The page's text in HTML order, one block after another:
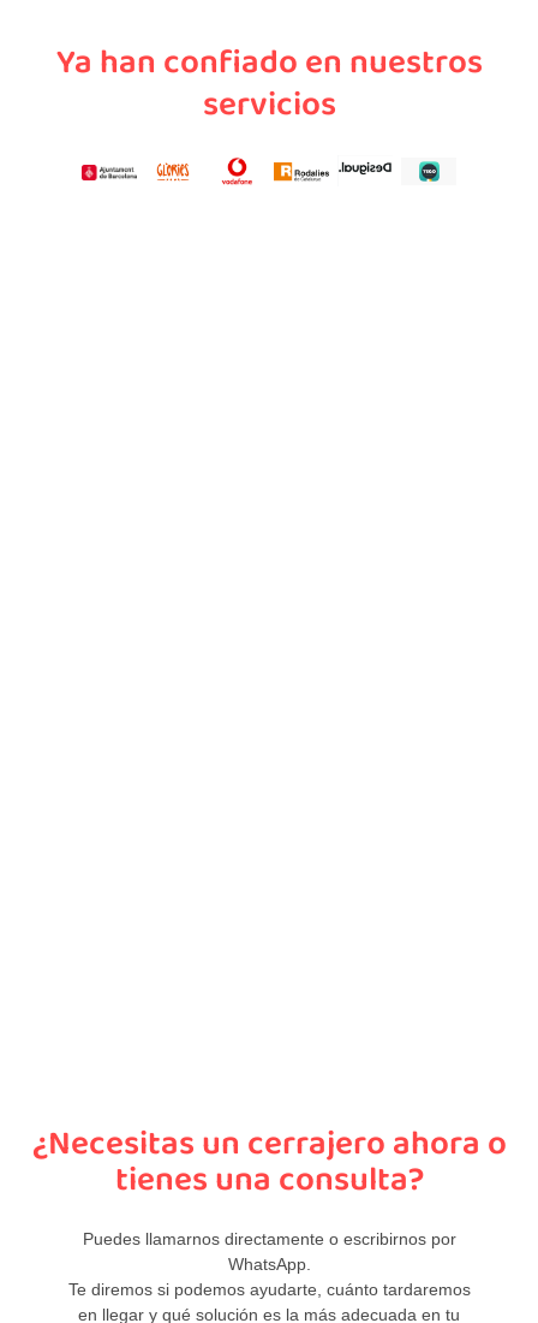
Ya han confiado en nuestros
servicios
¿Necesitas un cerrajero ahora o
tienes una consulta?
Puedes llamarnos directamente o escribirnos por
WhatsApp.
Te diremos si podemos ayudarte, cuánto tardaremos
en llegar y qué solución es la más adecuada en tu